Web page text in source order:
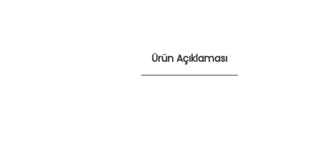
Ürün Açıklaması